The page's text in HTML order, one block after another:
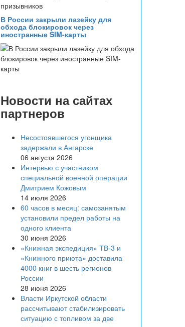
В России закрыли лазейку для
обхода блокировок через
иностранные SIM-карты
Новости на сайтах
партнеров
Несостоявшегося угонщика
задержали в Ангарске
06 августа 2026
Интервью с участником
специальной военной операции
Дмитрием Кожовым
14 июля 2026
60 часов в месяц: самозанятым
установили предел работы на
одного клиента
30 июня 2026
«Книжная экспедиция» ТВ-3 и
«Книжного приюта» доставила
4000 книг в шесть регионов
России
28 июня 2026
Власти Иркутской области
рассчитывают стабилизировать
ситуацию с топливом за две